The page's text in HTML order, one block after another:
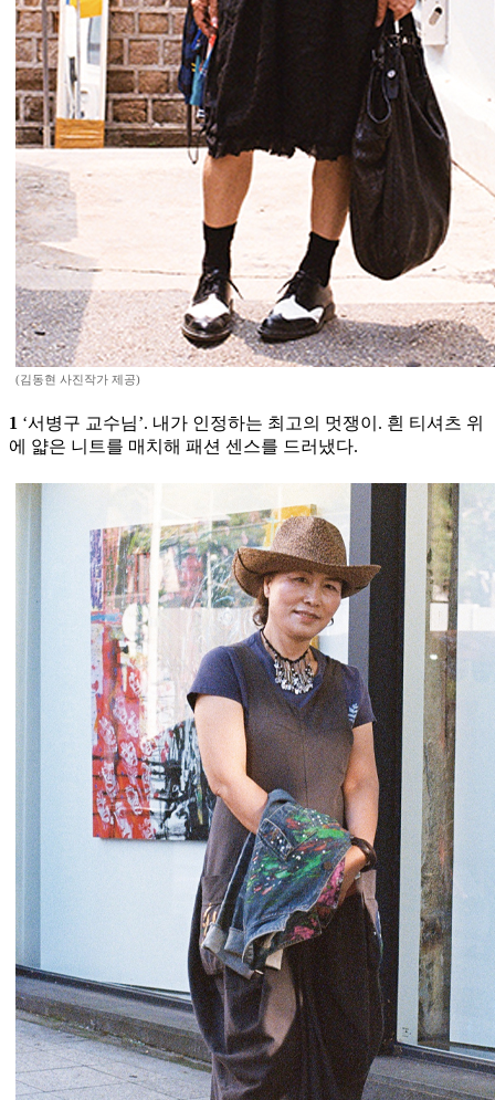
(김동현 사진작가 제공)
1 ‘서병구 교수님’. 내가 인정하는 최고의 멋쟁이. 흰 티셔츠 위
에 얇은 니트를 매치해 패션 센스를 드러냈다.